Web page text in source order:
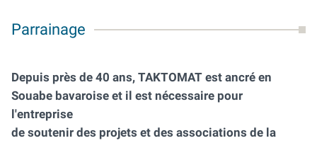
Parrainage
Depuis près de 40 ans, TAKTOMAT est ancré en
Souabe bavaroise et il est nécessaire pour
l'entreprise
de soutenir des projets et des associations de la